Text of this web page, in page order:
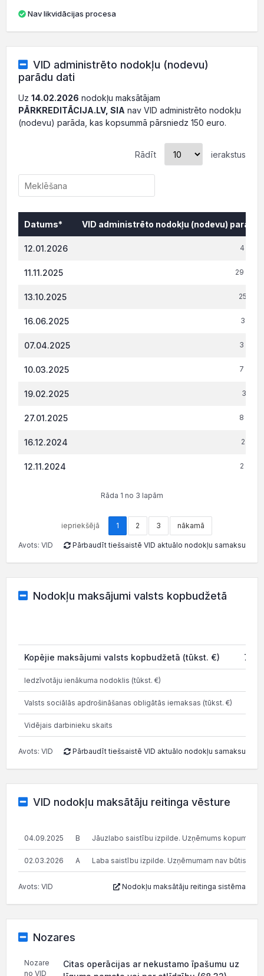
Nav likvidācijas procesa
VID administrēto nodokļu (nodevu)
parādu dati
Uz 14.02.2026 nodokļu maksātājam
PĀRKREDITĀCIJA.LV, SIA nav VID administrēto nodokļu
(nodevu) parāda, kas kopsummā pārsniedz 150 euro.
Rādīt ierakstus
Datums*
VID administrēto nodokļu (nodevu)
12.01.2026 4
11.11.2025 29
13.10.2025 25
16.06.2025 3
07.04.2025 3
10.03.2025 7
19.02.2025 3
27.01.2025 8
16.12.2024 2
12.11.2024 2
Rāda 1 no 3 lapām
iepriekšējā 1 2 3 nākamā
Avots: VID Pārbaudīt tiešsaistē VID aktuālo nodokļu samaksu
Nodokļu maksājumi valsts kopbudžetā
Kopējie maksājumi valsts kopbudžetā (tūkst. €)
Iedzīvotāju ienākuma nodoklis (tūkst. €)
Valsts sociālās apdrošināšanas obligātās iemaksas (tūkst. €)
Vidējais darbinieku skaits
Avots: VID Pārbaudīt tiešsaistē VID aktuālo nodokļu samaksu
VID nodokļu maksātāju reitinga vēsture
04.09.2025 B Jāuzlabo saistību izpilde. Uzņēmums kopumā
02.03.2026 A Laba saistību izpilde. Uzņēmumam nav būtisku
Avots: VID Nodokļu maksātāju reitinga sistēma
Nozares
Nozare
no VID
Citas operācijas ar nekustamo īpašumu uz